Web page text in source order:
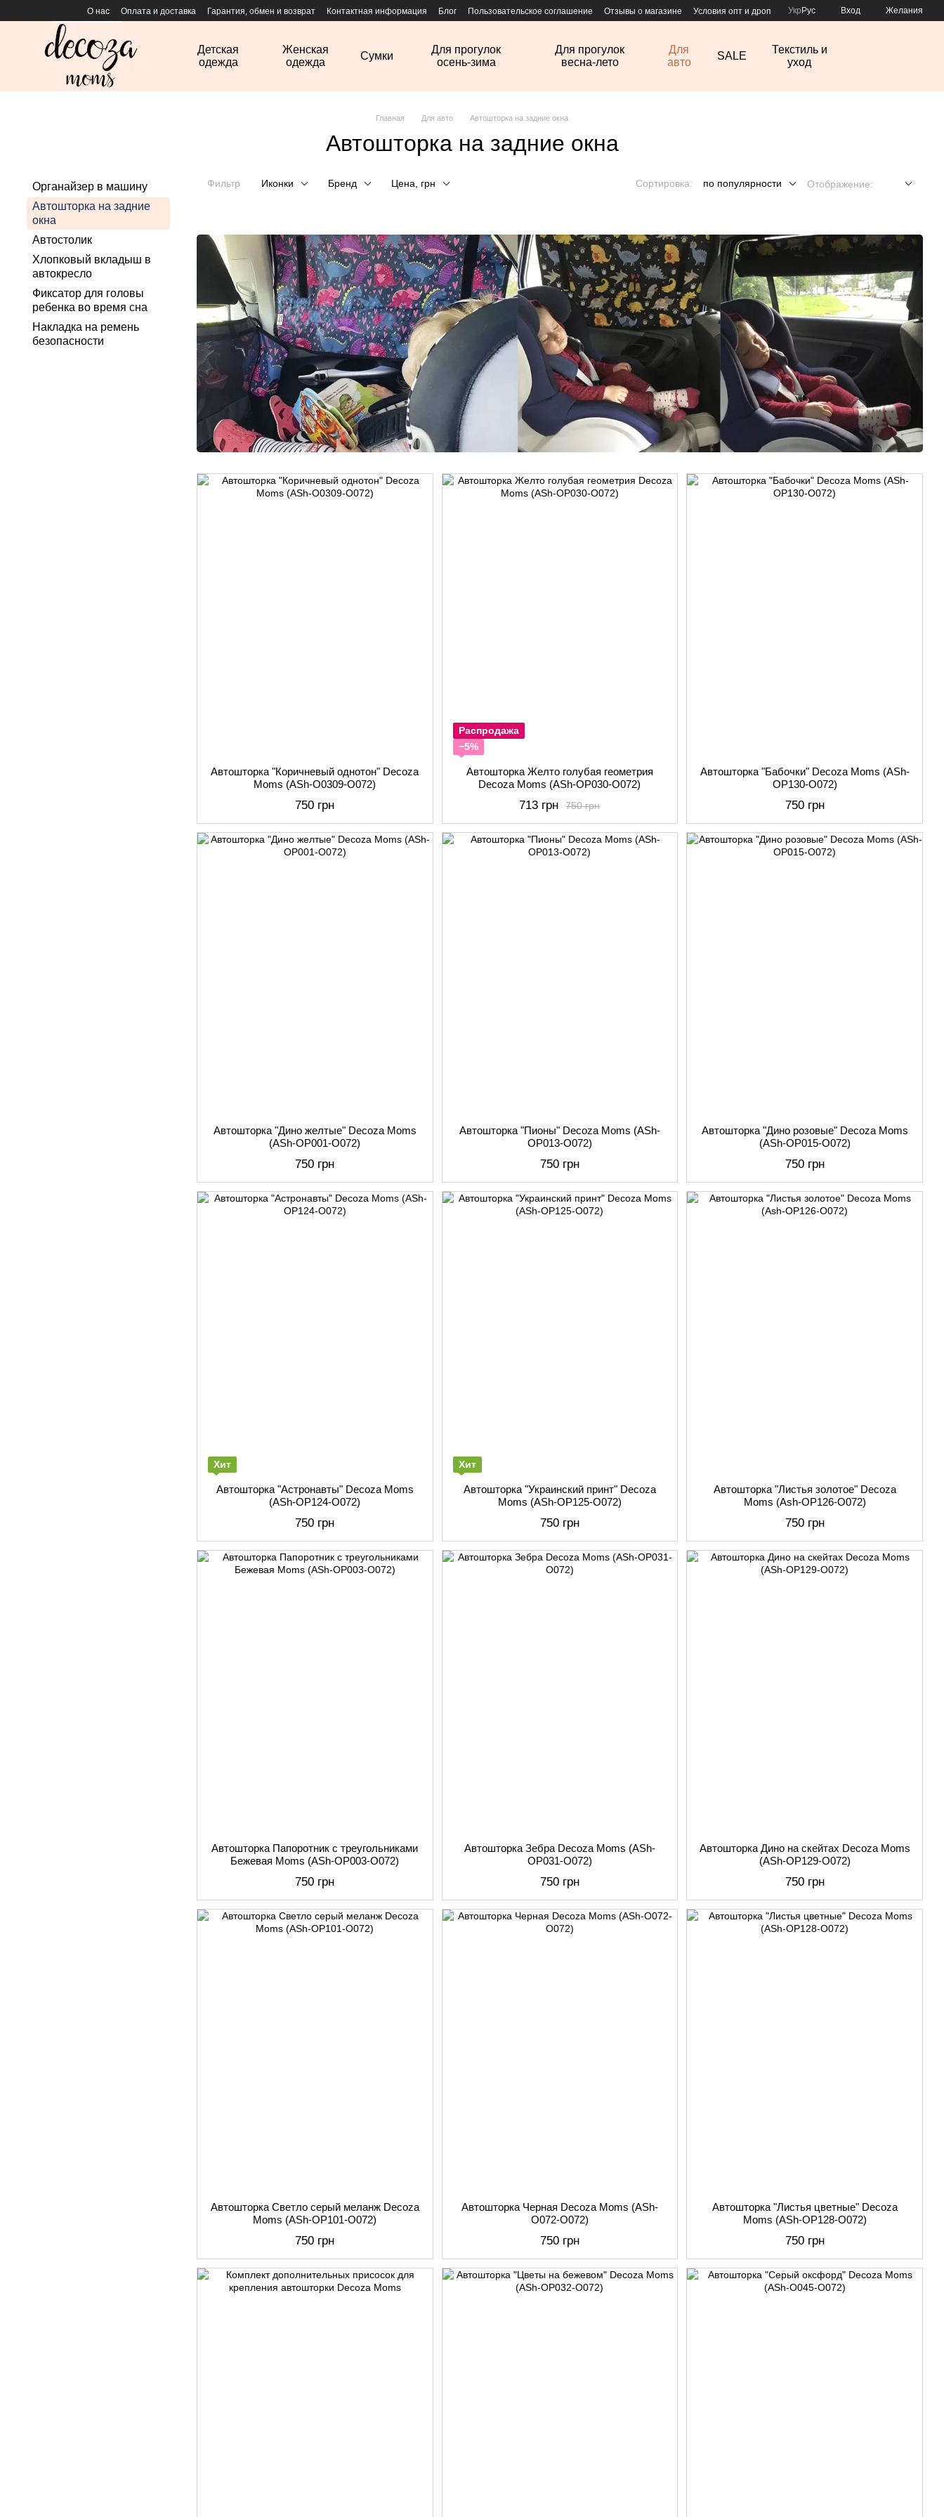
Перейти к основному контенту
О нас Оплата и доставка Гарантия, обмен и возврат Контактная информация Блог Пользовательское соглашение Отзывы о магазине Условия опт и дроп Укр Рус Вход Желания
Детская
одежда
Женская
одежда
Сумки
Для прогулок
осень-зима
Для прогулок
весна-лето
Для
авто
SALE
Текстиль и
уход
Главная Для авто Автошторка на задние окна
Автошторка на задние окна
Фильтр Иконки Бренд Цена, грн Сортировка: по популярности Отображение:
Автошторка "Коричневый однотон" Decoza
Moms (АSh-О0309-О072)
750 грн
Распродажа
−5%
Автошторка Желто голубая геометрия
Decoza Moms (АSh-ОР030-О072)
750 грн
713 грн
Автошторка "Бабочки" Decoza Moms (АSh-
OP130-О072)
750 грн
Автошторка "Дино желтые" Decoza Moms
(АSh-ОР001-О072)
750 грн
Автошторка "Пионы" Decoza Moms (АSh-
ОР013-О072)
750 грн
Автошторка "Дино розовые" Decoza Moms
(АSh-ОР015-О072)
750 грн
Хит
Автошторка "Астронавты" Decoza Moms
(АSh-ОР124-О072)
750 грн
Хит
Автошторка "Украинский принт" Decoza
Moms (АSh-ОР125-О072)
750 грн
Автошторка "Листья золотое" Decoza
Moms (Ash-OP126-O072)
750 грн
Автошторка Папоротник с треугольниками
Бежевая Moms (АSh-ОР003-О072)
750 грн
Автошторка Зебра Decoza Moms (АSh-
ОР031-О072)
750 грн
Автошторка Дино на скейтах Decoza Moms
(АSh-OP129-О072)
750 грн
Автошторка Светло серый меланж Decoza
Moms (АSh-OP101-О072)
750 грн
Автошторка Черная Decoza Moms (АSh-
O072-О072)
750 грн
Автошторка "Листья цветные" Decoza
Moms (АSh-OP128-О072)
750 грн
Органайзер в машину
Автошторка на задние
окна
Автостолик
Хлопковый вкладыш в
автокресло
Фиксатор для головы
ребенка во время сна
Накладка на ремень
безопасности